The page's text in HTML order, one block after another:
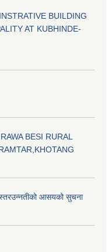
BUILDING
AT KUBHINDE-
BESI RURAL
आसयको सुचना